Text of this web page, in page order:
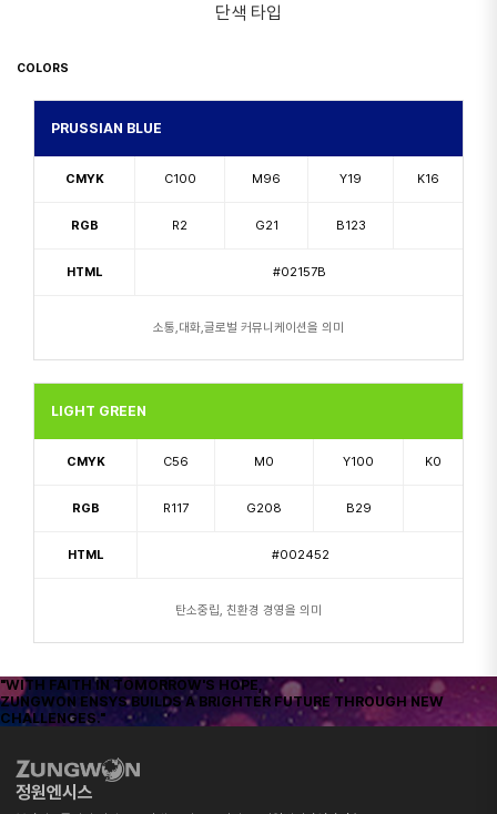
단색 타입
COLORS
PRUSSIAN BLUE
CMYK C100 M96 Y19 K16
RGB R2 G21 B123
HTML #02157B
소통,대화,글로벌 커뮤니케이션을 의미
LIGHT GREEN
CMYK C56 M0 Y100 K0
RGB R117 G208 B29
HTML #002452
탄소중립, 친환경 경영을 의미
"WITH FAITH IN TOMORROW'S HOPE,
ZUNGWON ENSYS BUILDS A BRIGHTER FUTURE THROUGH NEW
CHALLENGES."
정원엔시스